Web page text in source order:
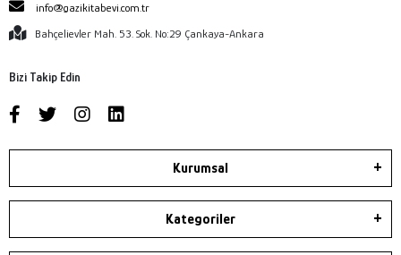
info@gazikitabevi.com.tr
Bahçelievler Mah. 53. Sok. No:29 Çankaya-Ankara
Bizi Takip Edin
Kurumsal
Kategoriler